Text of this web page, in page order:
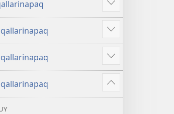
Mostrar
más
qallarinapaq
Mostrar
más
qallarinapaq
Mostrar
más
qallarinapaq
Mostrar
más